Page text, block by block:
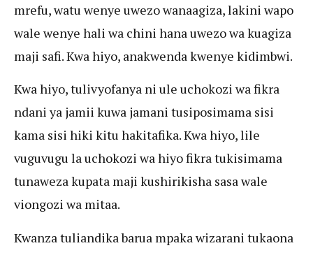
mrefu, watu wenye uwezo wanaagiza, lakini wapo
wale wenye hali wa chini hana uwezo wa kuagiza
maji safi. Kwa hiyo, anakwenda kwenye kidimbwi.
Kwa hiyo, tulivyofanya ni ule uchokozi wa fikra
ndani ya jamii kuwa jamani tusiposimama sisi
kama sisi hiki kitu hakitafika. Kwa hiyo, lile
vuguvugu la uchokozi wa hiyo fikra tukisimama
tunaweza kupata maji kushirikisha sasa wale
viongozi wa mitaa.
Kwanza tuliandika barua mpaka wizarani tukaona